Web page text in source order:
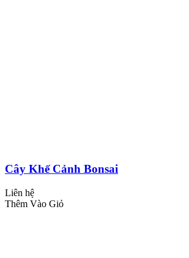
Cây Khế Cảnh Bonsai
Liên hệ
Thêm Vào Giỏ